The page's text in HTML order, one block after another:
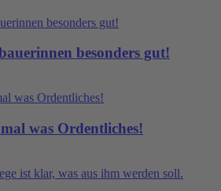
besonders gut!
was Ordentliches!